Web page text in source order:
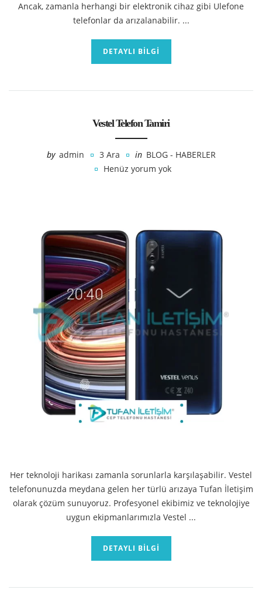
Ancak, zamanla herhangi bir elektronik cihaz gibi Ulefone
telefonlar da arızalanabilir. ...
DETAYLI BILGI
Vestel Telefon Tamiri
by admin 3 Ara in BLOG - HABERLER
Henüz yorum yok
Her teknoloji harikası zamanla sorunlarla karşılaşabilir. Vestel
telefonunuzda meydana gelen her türlü arızaya Tufan İletişim
olarak çözüm sunuyoruz. Profesyonel ekibimiz ve teknolojiye
uygun ekipmanlarımızla Vestel ...
DETAYLI BILGI